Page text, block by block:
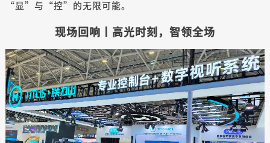
“显”与“控”的无限可能。
现场回响丨高光时刻，智领全场